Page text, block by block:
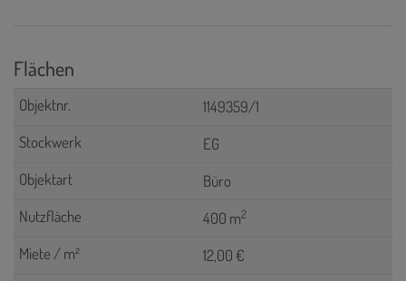
Flächen
1149359/1
EG
Büro
400 m2
12,00 €